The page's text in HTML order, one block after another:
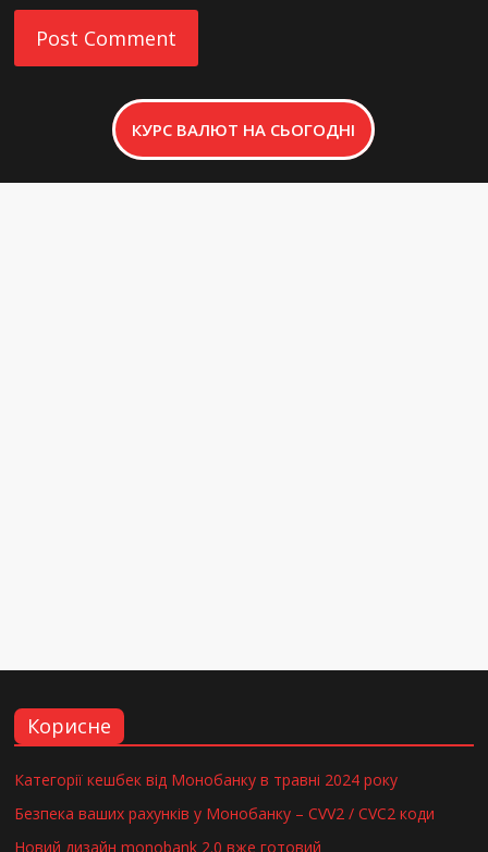
КУРС ВАЛЮТ НА СЬОГОДНІ
Корисне
Категорії кешбек від Монобанку в травні 2024 року
Безпека ваших рахунків у Монобанку – CVV2 / CVC2 коди
Новий дизайн monobank 2.0 вже готовий